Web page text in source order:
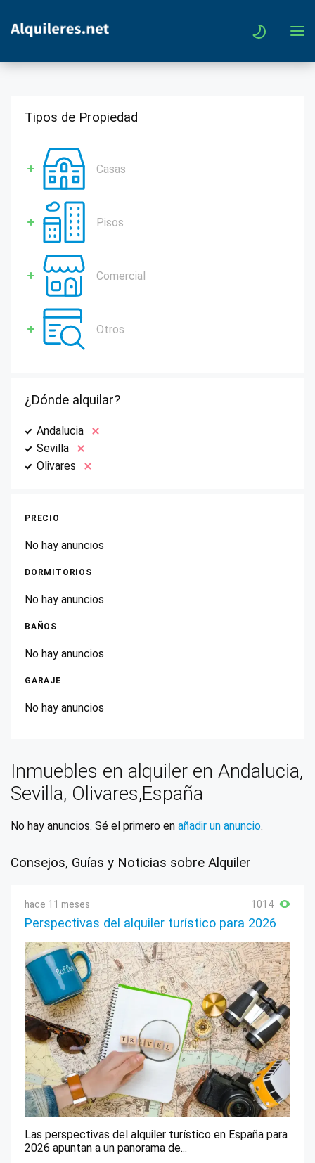
Tipos de Propiedad
Casas
Pisos
Comercial
Otros
¿Dónde alquilar?
Andalucia
Sevilla
Olivares
PRECIO
No hay anuncios
DORMITORIOS
No hay anuncios
BAÑOS
No hay anuncios
GARAJE
No hay anuncios
Inmuebles en alquiler en Andalucia,
Sevilla, Olivares,España
No hay anuncios. Sé el primero en añadir un anuncio.
Consejos, Guías y Noticias sobre Alquiler
hace 11 meses 1014
Perspectivas del alquiler turístico para 2026
Las perspectivas del alquiler turístico en España para
2026 apuntan a un panorama de...